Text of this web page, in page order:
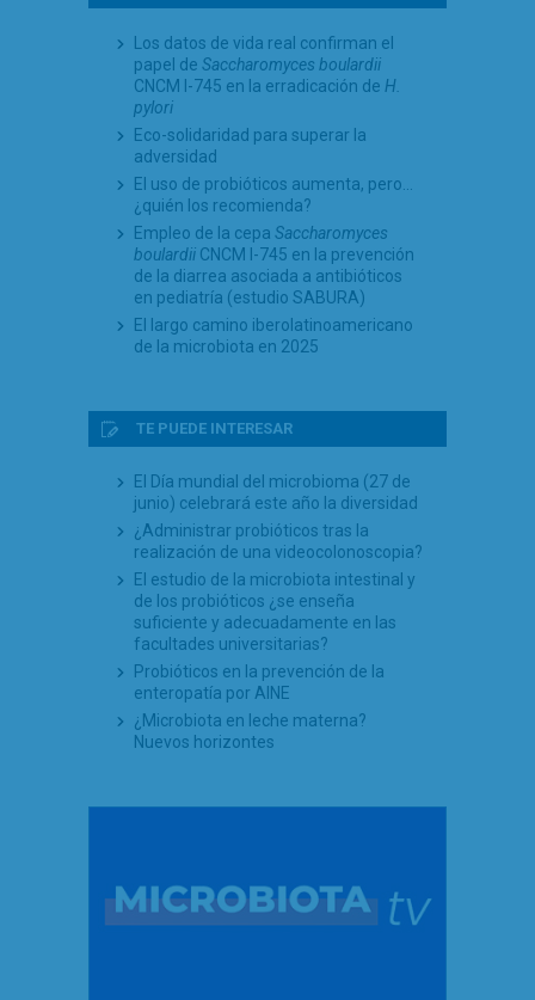
Los datos de vida real confirman el
papel de Saccharomyces boulardii
CNCM I-745 en la erradicación de H.
pylori
Eco-solidaridad para superar la
adversidad
El uso de probióticos aumenta, pero…
¿quién los recomienda?
Empleo de la cepa Saccharomyces
boulardii CNCM I-745 en la prevención
de la diarrea asociada a antibióticos
en pediatría (estudio SABURA)
El largo camino iberolatinoamericano
de la microbiota en 2025
TE PUEDE INTERESAR
El Día mundial del microbioma (27 de
junio) celebrará este año la diversidad
¿Administrar probióticos tras la
realización de una videocolonoscopia?
El estudio de la microbiota intestinal y
de los probióticos ¿se enseña
suficiente y adecuadamente en las
facultades universitarias?
Probióticos en la prevención de la
enteropatía por AINE
¿Microbiota en leche materna?
Nuevos horizontes